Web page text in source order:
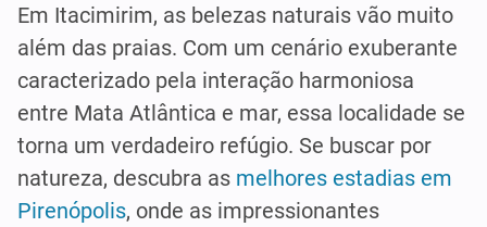
Em Itacimirim, as belezas naturais vão muito
além das praias. Com um cenário exuberante
caracterizado pela interação harmoniosa
entre Mata Atlântica e mar, essa localidade se
torna um verdadeiro refúgio. Se buscar por
natureza, descubra as melhores estadias em
Pirenópolis, onde as impressionantes